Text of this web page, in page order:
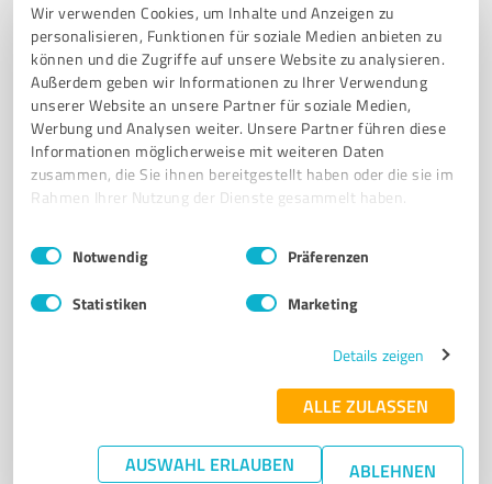
Wir verwenden Cookies, um Inhalte und Anzeigen zu
personalisieren, Funktionen für soziale Medien anbieten zu
können und die Zugriffe auf unsere Website zu analysieren.
Außerdem geben wir Informationen zu Ihrer Verwendung
unserer Website an unsere Partner für soziale Medien,
Werbung und Analysen weiter. Unsere Partner führen diese
Informationen möglicherweise mit weiteren Daten
zusammen, die Sie ihnen bereitgestellt haben oder die sie im
Rahmen Ihrer Nutzung der Dienste gesammelt haben.
Impressum Datenschutzbestimmungen
Einwilligungsauswahl
Notwendig Präferenzen
Statistiken Marketing
Details zeigen
ALLE ZULASSEN
AUSWAHL ERLAUBEN ABLEHNEN
DATENSCHUTZ DATENSCHUTZBEAUFTRAGTER
EXTERNER DATENSCHUTZBEAUFTRAGTER
BERATUNG ZUM THEMA DATENSCHUTZ DATENSCHUTZAUDITS
SACHVERSTÄNDIGE ZUM DATENSCHUTZ
Oldesloer Straße 91, 22457 Hamburg
Nicht bewertet